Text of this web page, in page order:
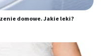
domowe. Jakie leki?